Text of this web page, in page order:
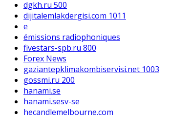
dgkh.ru 500
dijitalemlakdergisi.com 1011
e
émissions radiophoniques
fivestars-spb.ru 800
Forex News
gaziantepklimakombiservisi.net 1003
gossmi.ru 200
hanami.se
hanami.sesv-se
hecandlemelbourne.com